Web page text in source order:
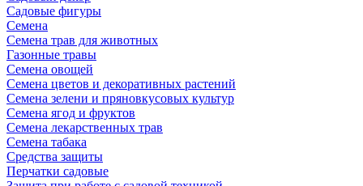
Садовые фигуры
Семена
Семена трав для животных
Газонные травы
Семена овощей
Семена цветов и декоративных растений
Семена зелени и пряновкусовых культур
Семена ягод и фруктов
Семена лекарственных трав
Семена табака
Средства защиты
Перчатки садовые